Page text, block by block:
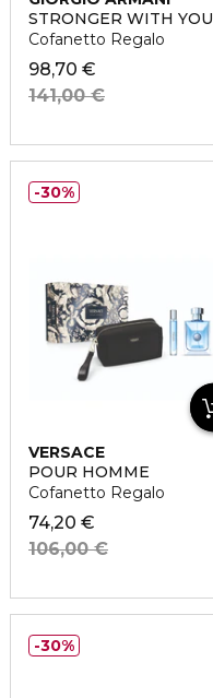
STRONGER WITH YOU
Cofanetto Regalo
98,70 €
141,00 €
VERSACE
POUR HOMME
Cofanetto Regalo
74,20 €
106,00 €
30%
30%